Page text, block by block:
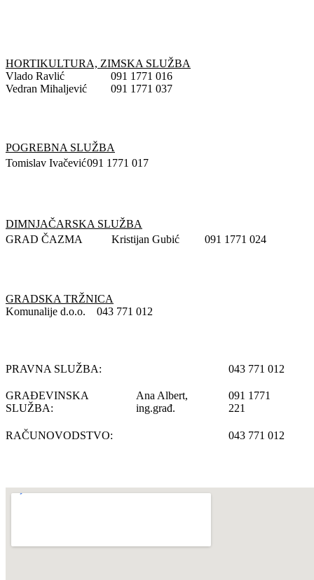
HORTIKULTURA, ZIMSKA SLUŽBA
Vlado Ravlić
091 1771 016
Vedran Mihaljević
091 1771 037
POGREBNA SLUŽBA
Tomislav Ivačević091 1771 017
DIMNJAČARSKA SLUŽBA
GRAD ČAZMA
Kristijan Gubić 091 1771 024
GRADSKA TRŽNICA
Komunalije d.o.o.
043 771 012
PRAVNA SLUŽBA: 043 771 012
GRAĐEVINSKA
SLUŽBA:
Ana Albert,
ing.građ.
091 1771
221
RAČUNOVODSTVO: 043 771 012